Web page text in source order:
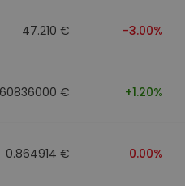
47.210 € -3.00%
€ +1.20%
0.864914 € 0.00%